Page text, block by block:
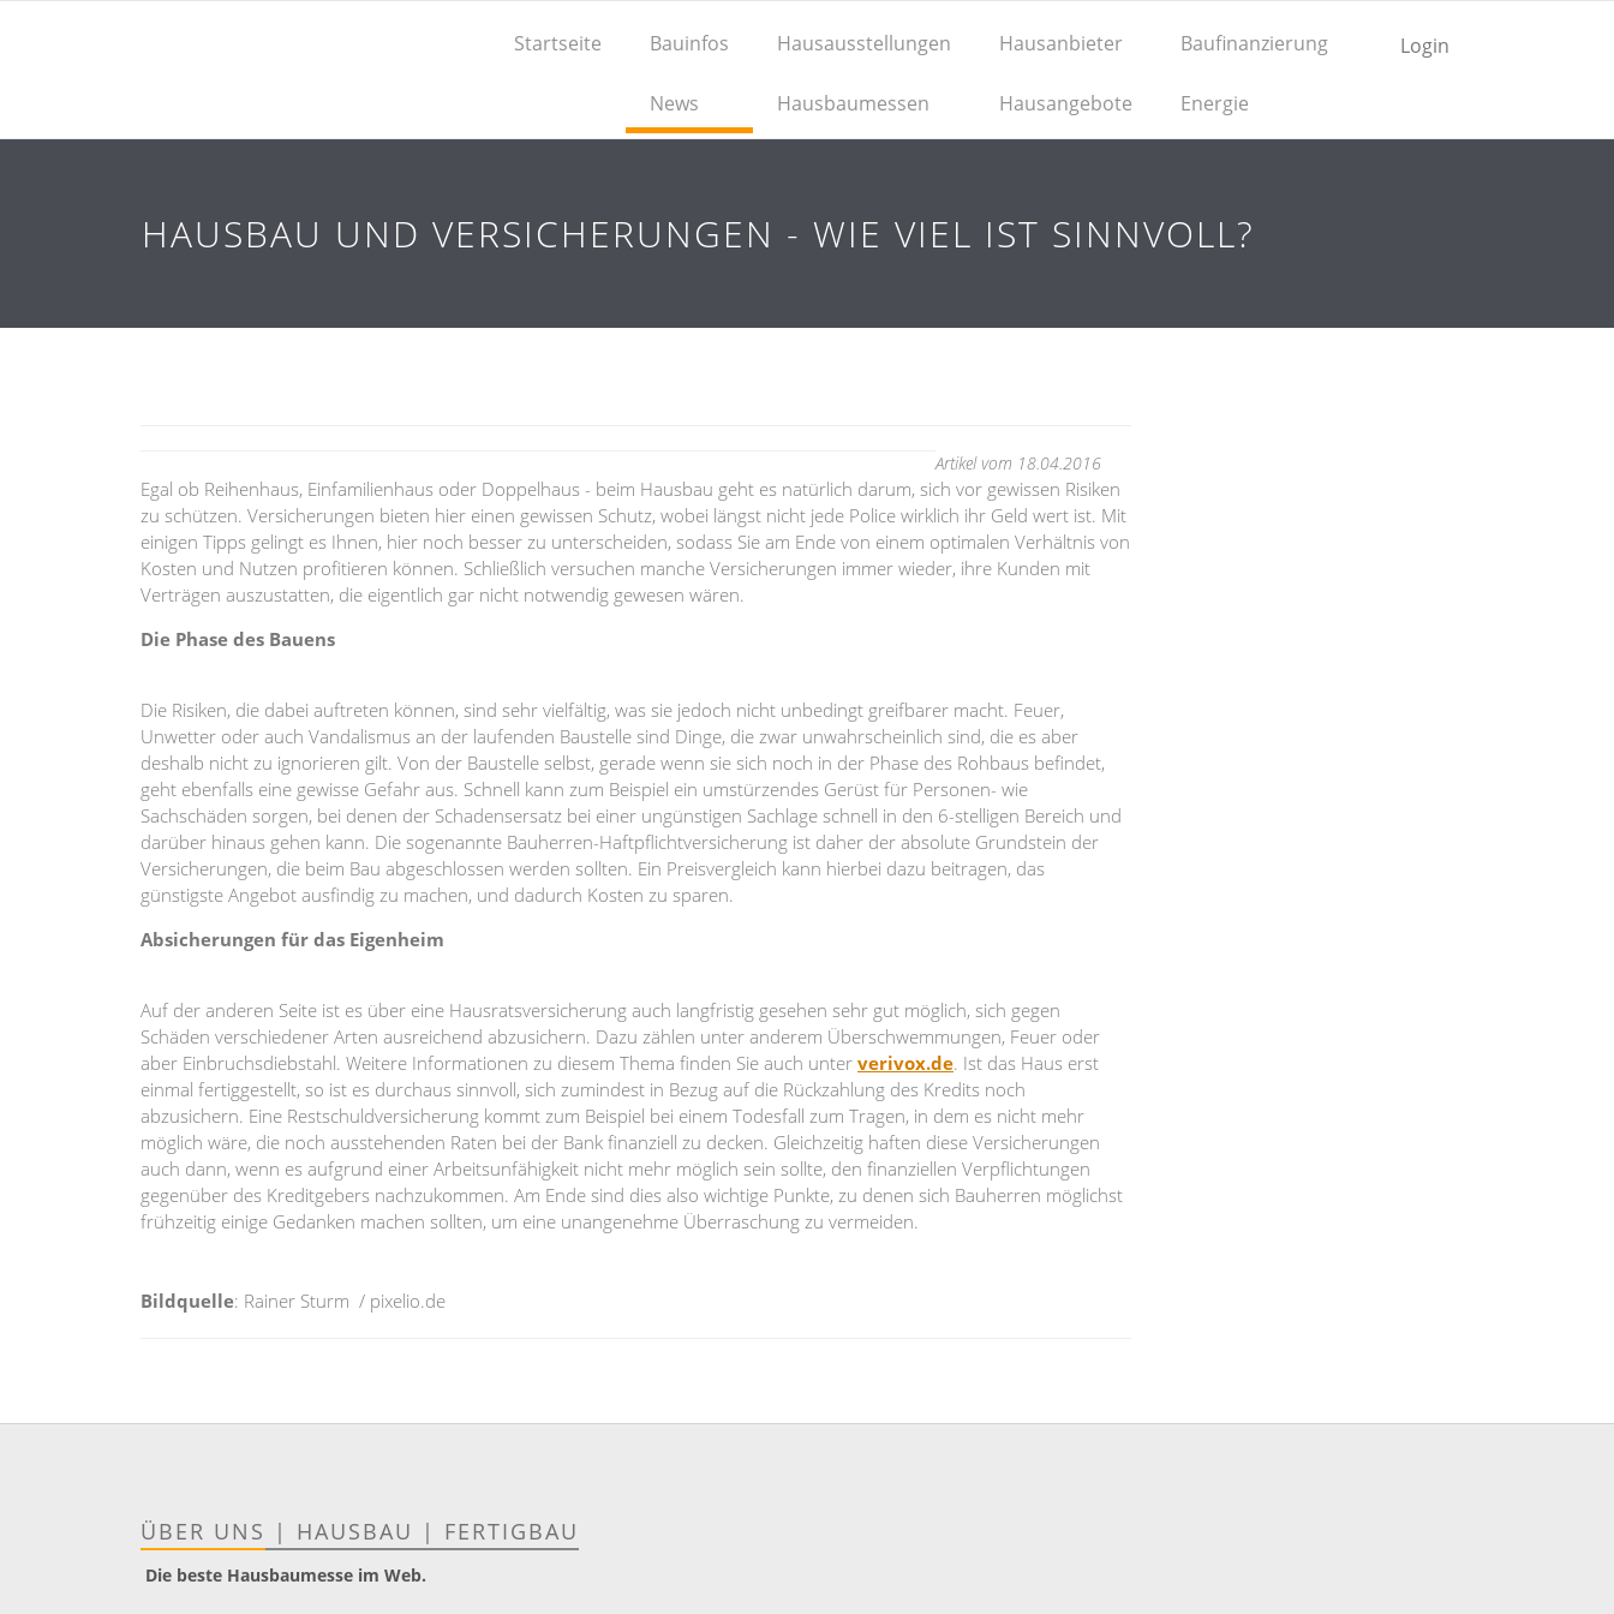
Login
Startseite Bauinfos
News
Hausausstellungen
Hausbaumessen
Hausanbieter
Hausangebote
Baufinanzierung
Energie
HAUSBAU UND VERSICHERUNGEN - WIE VIEL IST SINNVOLL?
Artikel vom 18.04.2016
Egal ob Reihenhaus, Einfamilienhaus oder Doppelhaus - beim Hausbau geht es natürlich darum, sich vor gewissen Risiken
zu schützen. Versicherungen bieten hier einen gewissen Schutz, wobei längst nicht jede Police wirklich ihr Geld wert ist. Mit
einigen Tipps gelingt es Ihnen, hier noch besser zu unterscheiden, sodass Sie am Ende von einem optimalen Verhältnis von
Kosten und Nutzen profitieren können. Schließlich versuchen manche Versicherungen immer wieder, ihre Kunden mit
Verträgen auszustatten, die eigentlich gar nicht notwendig gewesen wären.
Die Phase des Bauens
Die Risiken, die dabei auftreten können, sind sehr vielfältig, was sie jedoch nicht unbedingt greifbarer macht. Feuer,
Unwetter oder auch Vandalismus an der laufenden Baustelle sind Dinge, die zwar unwahrscheinlich sind, die es aber
deshalb nicht zu ignorieren gilt. Von der Baustelle selbst, gerade wenn sie sich noch in der Phase des Rohbaus befindet,
geht ebenfalls eine gewisse Gefahr aus. Schnell kann zum Beispiel ein umstürzendes Gerüst für Personen- wie
Sachschäden sorgen, bei denen der Schadensersatz bei einer ungünstigen Sachlage schnell in den 6-stelligen Bereich und
darüber hinaus gehen kann. Die sogenannte Bauherren-Haftpflichtversicherung ist daher der absolute Grundstein der
Versicherungen, die beim Bau abgeschlossen werden sollten. Ein Preisvergleich kann hierbei dazu beitragen, das
günstigste Angebot ausfindig zu machen, und dadurch Kosten zu sparen.
Absicherungen für das Eigenheim
Auf der anderen Seite ist es über eine Hausratsversicherung auch langfristig gesehen sehr gut möglich, sich gegen
Schäden verschiedener Arten ausreichend abzusichern. Dazu zählen unter anderem Überschwemmungen, Feuer oder
aber Einbruchsdiebstahl. Weitere Informationen zu diesem Thema finden Sie auch unter verivox.de. Ist das Haus erst
einmal fertiggestellt, so ist es durchaus sinnvoll, sich zumindest in Bezug auf die Rückzahlung des Kredits noch
abzusichern. Eine Restschuldversicherung kommt zum Beispiel bei einem Todesfall zum Tragen, in dem es nicht mehr
möglich wäre, die noch ausstehenden Raten bei der Bank finanziell zu decken. Gleichzeitig haften diese Versicherungen
auch dann, wenn es aufgrund einer Arbeitsunfähigkeit nicht mehr möglich sein sollte, den finanziellen Verpflichtungen
gegenüber des Kreditgebers nachzukommen. Am Ende sind dies also wichtige Punkte, zu denen sich Bauherren möglichst
frühzeitig einige Gedanken machen sollten, um eine unangenehme Überraschung zu vermeiden.
Bildquelle: Rainer Sturm / pixelio.de
ÜBER UNS | HAUSBAU | FERTIGBAU
Die beste Hausbaumesse im Web.